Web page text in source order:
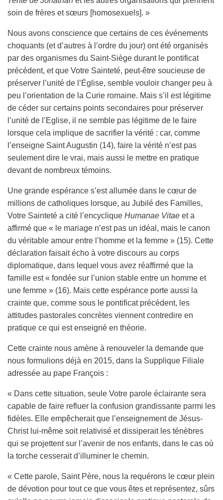
soin de frères et sœurs [homosexuels]. »
Nous avons conscience que certains de ces événements
choquants (et d’autres à l’ordre du jour) ont été organisés
par des organismes du Saint-Siège durant le pontificat
précédent, et que Votre Sainteté, peut-être soucieuse de
préserver l’unité de l’Église, semble vouloir changer peu à
peu l’orientation de la Curie romaine. Mais s’il est légitime
de céder sur certains points secondaires pour préserver
l’unité de l’Eglise, il ne semble pas légitime de le faire
lorsque cela implique de sacrifier la vérité : car, comme
l’enseigne Saint Augustin (14), faire la vérité n’est pas
seulement dire le vrai, mais aussi le mettre en pratique
devant de nombreux témoins.
Une grande espérance s’est allumée dans le cœur de
millions de catholiques lorsque, au Jubilé des Familles,
Votre Sainteté a cité l’encyclique Humanae Vitae et a
affirmé que « le mariage n’est pas un idéal, mais le canon
du véritable amour entre l’homme et la femme » (15). Cette
déclaration faisait écho à votre discours au corps
diplomatique, dans lequel vous avez réaffirmé que la
famille est « fondée sur l’union stable entre un homme et
une femme » (16). Mais cette espérance porte aussi la
crainte que, comme sous le pontificat précédent, les
attitudes pastorales concrètes viennent contredire en
pratique ce qui est enseigné en théorie.
Cette crainte nous amène à renouveler la demande que
nous formulions déjà en 2015, dans la Supplique Filiale
adressée au pape François :
« Dans cette situation, seule Votre parole éclairante sera
capable de faire refluer la confusion grandissante parmi les
fidèles. Elle empêcherait que l’enseignement de Jésus-
Christ lui-même soit relativisé et dissiperait les ténèbres
qui se projettent sur l’avenir de nos enfants, dans le cas où
la torche cesserait d’illuminer le chemin.
« Cette parole, Saint Père, nous la requérons le cœur plein
de dévotion pour tout ce que vous êtes et représentez, sûrs